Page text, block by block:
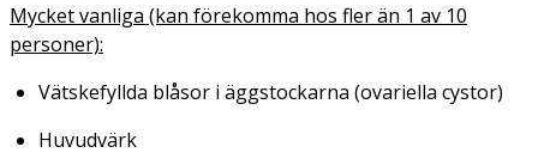
Mycket vanliga (kan förekomma hos fler än 1 av 10
personer):
Vätskefyllda blåsor i äggstockarna (ovariella cystor)
Huvudvärk